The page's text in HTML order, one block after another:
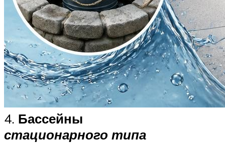
4. Бассейны
стационарного типа